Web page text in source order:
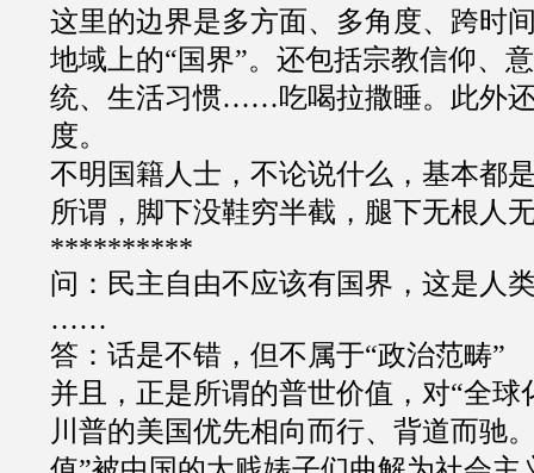
这里的边界是多方面、多角度、跨时
地域上的“国界”。还包括宗教信仰、
统、生活习惯……吃喝拉撒睡。此外
度。
不明国籍人士，不论说什么，基本都
所谓，脚下没鞋穷半截，腿下无根人
**********
问：民主自由不应该有国界，这是人
……
答：话是不错，但不属于“政治范畴”
并且，正是所谓的普世价值，对“全球
川普的美国优先相向而行、背道而驰